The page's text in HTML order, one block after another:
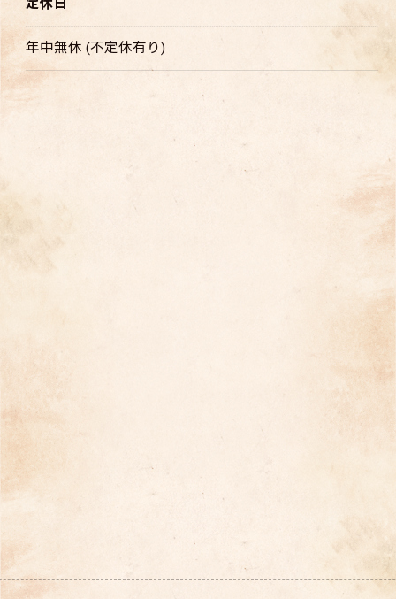
定休日
年中無休 (不定休有り)